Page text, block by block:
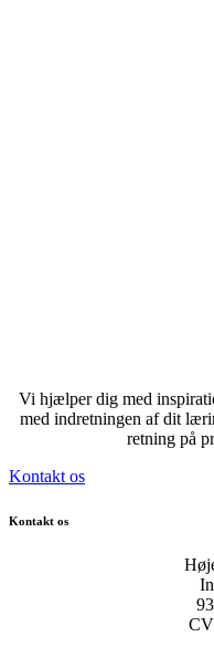
Vi hjælper dig med
med indretningen af dit
retning på
Kontakt os
Kontakt os